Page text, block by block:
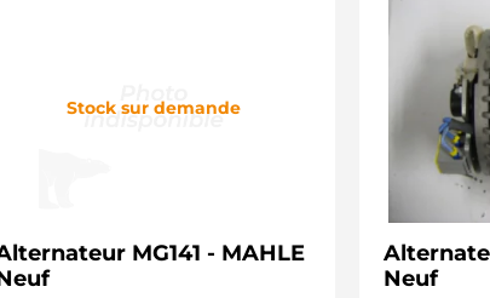
Stock sur demande
MG141 - MAHLE
Neuf